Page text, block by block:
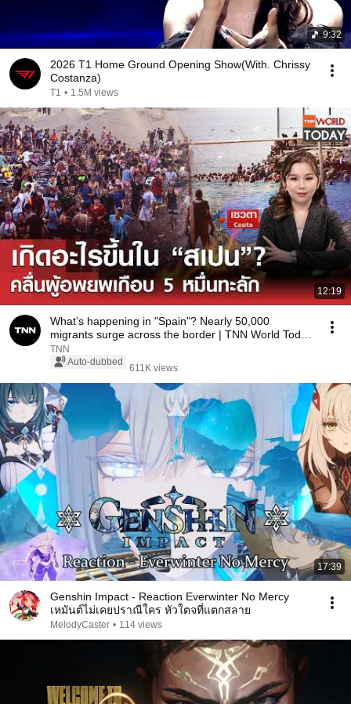
9:32
2026 T1 Home Ground Opening Show(With. Chrissy
Costanza)
T1 • 1.5M views
12:19
What’s happening in "Spain"? Nearly 50,000
migrants surge across the border | TNN World Today
| 0...
TNN
Auto-dubbed
611K views
17:39
Genshin Impact - Reaction Everwinter No Mercy
เหมันต์ไม่เคยปราณีใคร หัวใตจที่แตกสลาย
MelodyCaster • 114 views